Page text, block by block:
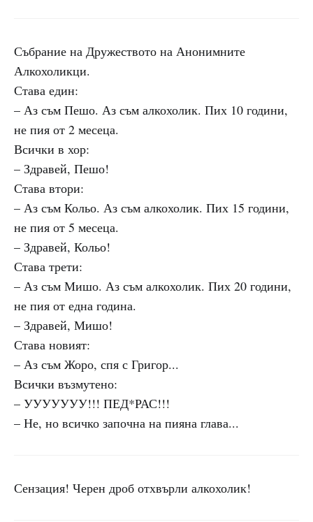
Събрание на Дружеството на Анонимните
Алкохоликци.
Става един:
– Аз съм Пешо. Аз съм алкохолик. Пих 10 години,
не пия от 2 месеца.
Всички в хор:
– Здравей, Пешо!
Става втори:
– Аз съм Кольо. Аз съм алкохолик. Пих 15 години,
не пия от 5 месеца.
– Здравей, Кольо!
Става трети:
– Аз съм Мишо. Аз съм алкохолик. Пих 20 години,
не пия от една година.
– Здравей, Мишо!
Става новият:
– Аз съм Жоро, спя с Григор...
Всички възмутено:
– УУУУУУУ!!! ПЕД*РАС!!!
– Не, но всичко започна на пияна глава...
Сензация! Черен дроб отхвърли алкохолик!